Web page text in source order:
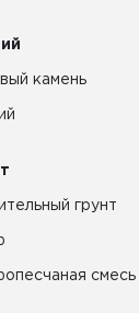
камень
грунт
смесь